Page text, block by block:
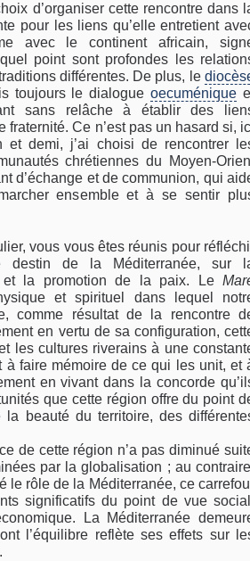
d’organiser cette rencontre dans
pour les liens qu’elle entretient
avec le continent africain,
point sont profondes les
différentes. De plus, le
toujours le dialogueoecuménique
sans relâche à établir des
fraternité. Ce n’est pas un hasard si,
demi, j’ai choisi de rencontrer
chrétiennes du Moyen-
d’échange et de communion, qui
ensemble et à se sentir
vous vous êtes réunis pour
de la Méditerranée, sur
la promotion de la paix. Le
et spirituel dans lequel
comme résultat de la rencontre
en vertu de sa configuration,
les cultures riverains à une
à faire mémoire de ce qui les unit, et
en vivant dans la concorde
que cette région offre du point
la beauté du territoire, des
de cette région n’a pas diminué
par la globalisation ; au
le rôle de la Méditerranée, ce
significatifs du point de vue
La Méditerranée
l’équilibre reflète ses effets sur